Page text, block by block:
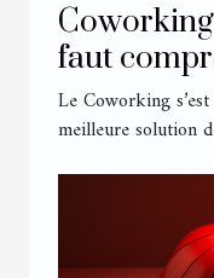
Coworking
faut
Le Coworking
meilleure solution